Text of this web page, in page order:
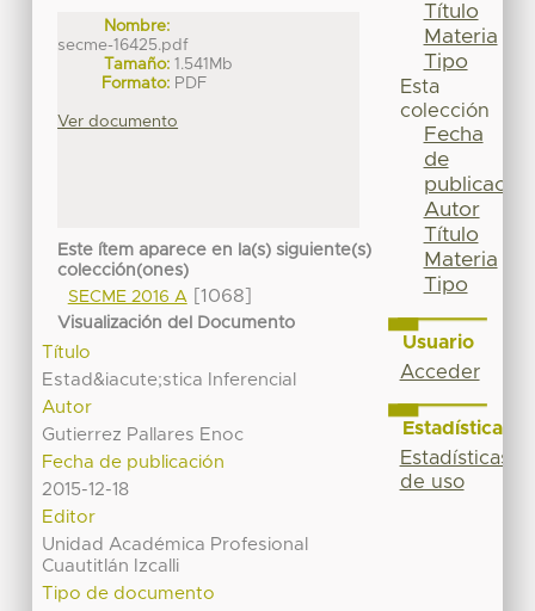
Nombre:
secme-16425.pdf
Tamaño: 1.541Mb
Formato: PDF
Ver documento
Este ítem aparece en la(s) siguiente(s)
colección(ones)
SECME 2016 A[1068]
Visualización del Documento
Título
Estad&iacute;stica Inferencial
Autor
Gutierrez Pallares Enoc
Fecha de publicación
2015-12-18
Editor
Unidad Académica Profesional
Cuautitlán Izcalli
Tipo de documento
Título
Materia
Tipo
Esta
colección
Fecha
de
publicación
Autor
Título
Materia
Tipo
Usuario
Acceder
Estadísticas
Estadísticas
de uso